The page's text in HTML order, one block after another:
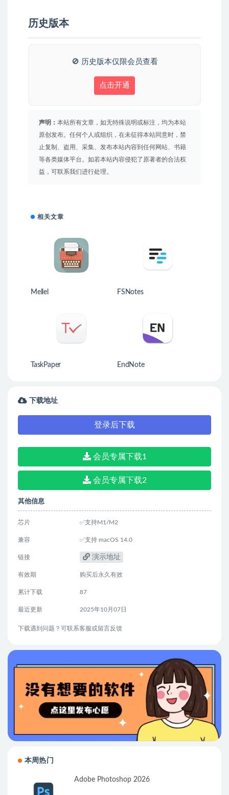
历史版本
🚫 历史版本仅限会员查看
点击开通
声明： 本站所有文章，如无特殊说明或标注，均为本站
原创发布。任何个人或组织，在未征得本站同意时，禁
止复制、盗用、采集、发布本站内容到任何网站、书籍
等各类媒体平台。如若本站内容侵犯了原著者的合法权
益，可联系我们进行处理。
相关文章
Mellel FSNotes
TaskPaper EndNote
下载地址
登录后下载
会员专属下载1
会员专属下载2
其他信息
芯片 ✅支持M1/M2
兼容 ✅支持 macOS 14.0
链接 演示地址
有效期 购买后永久有效
累计下载 87
最近更新 2025年10月07日
下载遇到问题？可联系客服或留言反馈
本周热门
Adobe Photoshop 2026